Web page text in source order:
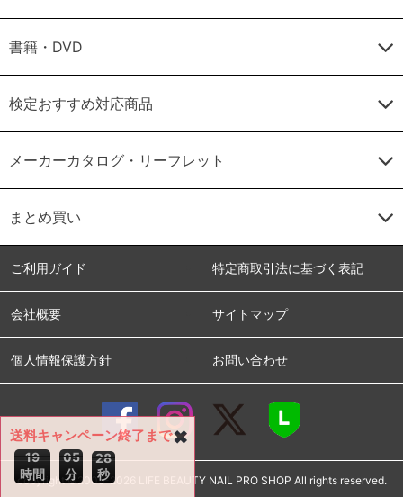
書籍・DVD
検定おすすめ対応商品
メーカーカタログ・リーフレット
まとめ買い
ご利用ガイド 特定商取引法に基づく表記
会社概要 サイトマップ
個人情報保護方針 お問い合わせ
copyright ©2005-2026 LIFE BEAUTY NAIL PRO SHOP All rights reserved.
✖
送料キャンペーン終了まで
19
時間
05
分
28
秒